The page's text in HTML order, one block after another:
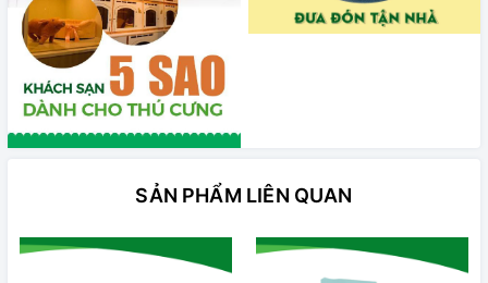
SẢN PHẨM LIÊN QUAN